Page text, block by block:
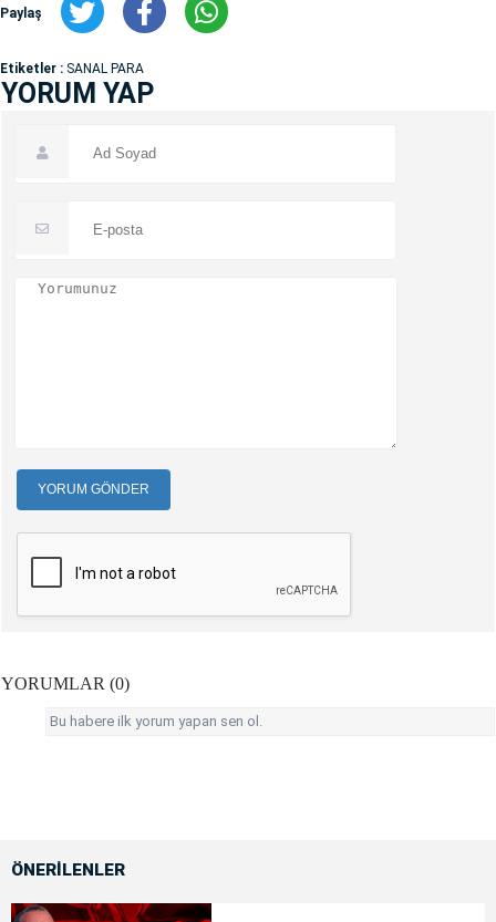
Paylaş
Etiketler : SANAL PARA
YORUM YAP
YORUM GÖNDER
YORUMLAR (0)
Bu habere ilk yorum yapan sen ol.
ÖNERİLENLER